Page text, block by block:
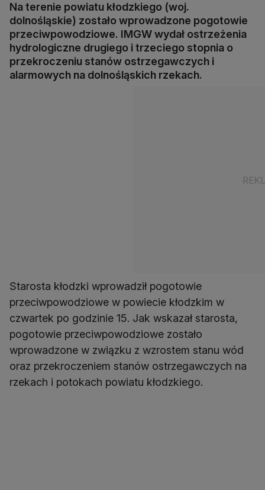
Na terenie powiatu kłodzkiego (woj.
dolnośląskie) zostało wprowadzone pogotowie
przeciwpowodziowe. IMGW wydał ostrzeżenia
hydrologiczne drugiego i trzeciego stopnia o
przekroczeniu stanów ostrzegawczych i
alarmowych na dolnośląskich rzekach.
Starosta kłodzki wprowadził pogotowie
przeciwpowodziowe w powiecie kłodzkim w
czwartek po godzinie 15. Jak wskazał starosta,
pogotowie przeciwpowodziowe zostało
wprowadzone w związku z wzrostem stanu wód
oraz przekroczeniem stanów ostrzegawczych na
rzekach i potokach powiatu kłodzkiego.